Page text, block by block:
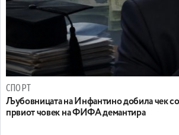
СПОРТ
Љубовницата на Инфантино добила чек
првиот човек на ФИФА демантира